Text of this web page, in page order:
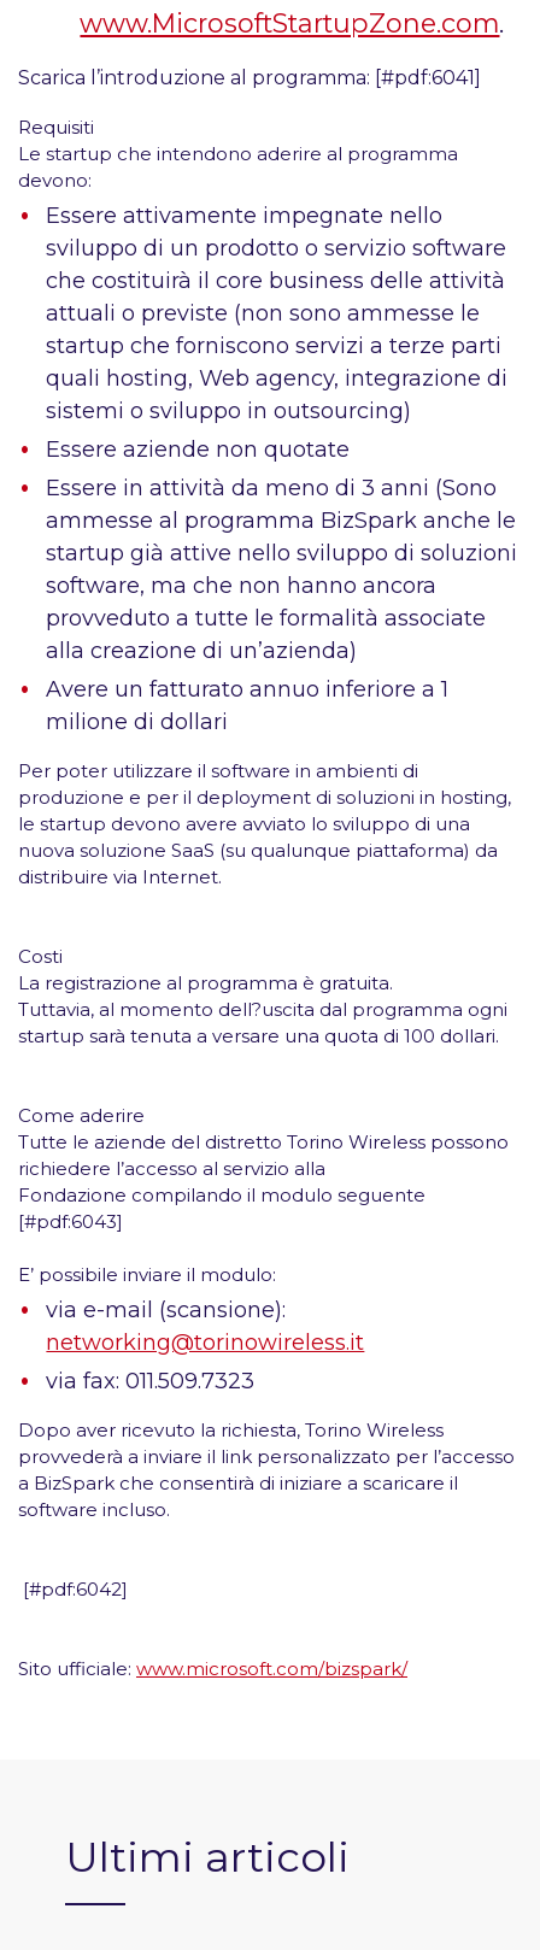
www.MicrosoftStartupZone.com.
Scarica l’introduzione al programma: [#pdf:6041]
Requisiti
Le startup che intendono aderire al programma
devono:
Essere attivamente impegnate nello
sviluppo di un prodotto o servizio software
che costituirà il core business delle attività
attuali o previste (non sono ammesse le
startup che forniscono servizi a terze parti
quali hosting, Web agency, integrazione di
sistemi o sviluppo in outsourcing)
Essere aziende non quotate
Essere in attività da meno di 3 anni (Sono
ammesse al programma BizSpark anche le
startup già attive nello sviluppo di soluzioni
software, ma che non hanno ancora
provveduto a tutte le formalità associate
alla creazione di un’azienda)
Avere un fatturato annuo inferiore a 1
milione di dollari
Per poter utilizzare il software in ambienti di
produzione e per il deployment di soluzioni in hosting,
le startup devono avere avviato lo sviluppo di una
nuova soluzione SaaS (su qualunque piattaforma) da
distribuire via Internet.
Costi
La registrazione al programma è gratuita.
Tuttavia, al momento dell?uscita dal programma ogni
startup sarà tenuta a versare una quota di 100 dollari.
Come aderire
Tutte le aziende del distretto Torino Wireless possono
richiedere l’accesso al servizio alla
Fondazione compilando il modulo seguente
[#pdf:6043]
E’ possibile inviare il modulo:
via e-mail (scansione):
networking@torinowireless.it
via fax: 011.509.7323
Dopo aver ricevuto la richiesta, Torino Wireless
provvederà a inviare il link personalizzato per l’accesso
a BizSpark che consentirà di iniziare a scaricare il
software incluso.
[#pdf:6042]
Sito ufficiale: www.microsoft.com/bizspark/
Ultimi articoli